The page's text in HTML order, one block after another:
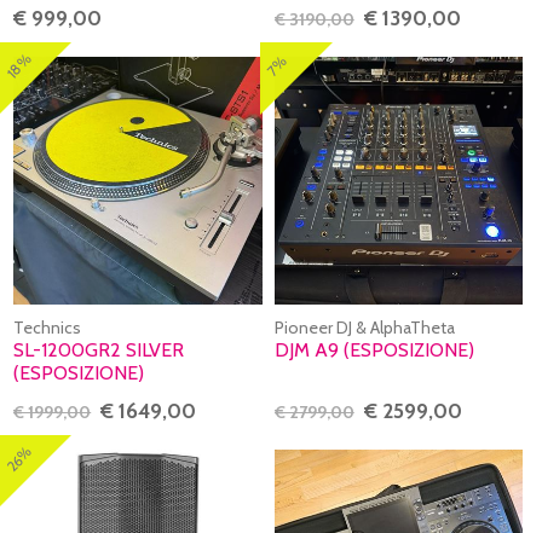
€ 999,00 € 3190,00 € 1390,00
18%
Technics
SL-1200GR2 SILVER
(ESPOSIZIONE)
€ 1999,00 € 1649,00
7%
Pioneer DJ & AlphaTheta
DJM A9 (ESPOSIZIONE)
€ 2799,00 € 2599,00
26%